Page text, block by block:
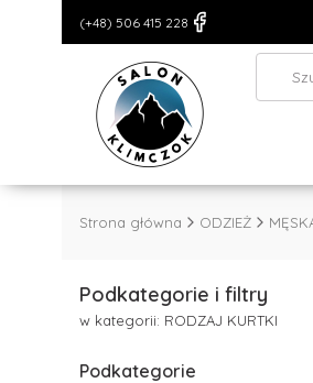
(+48) 506 415 228
Strona główna ODZIEŻ
Podkategorie i filtry
w kategorii: RODZAJ KURTKI
Podkategorie